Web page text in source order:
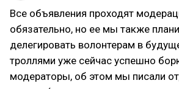
Все объявления проходят
обязательно, но ее мы также
делегировать волонтерам в
троллями уже сейчас успешно
модераторы, об этом мы писали